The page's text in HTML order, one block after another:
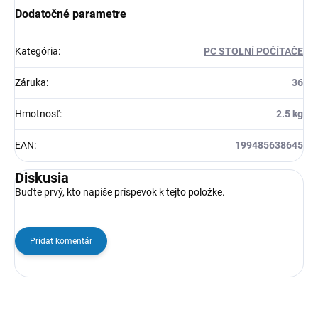
Dodatočné parametre
Kategória: PC STOLNÍ POČÍTAČE
Záruka: 36
Hmotnosť: 2.5 kg
EAN: 199485638645
Diskusia
Buďte prvý, kto napíše príspevok k tejto položke.
Pridať komentár